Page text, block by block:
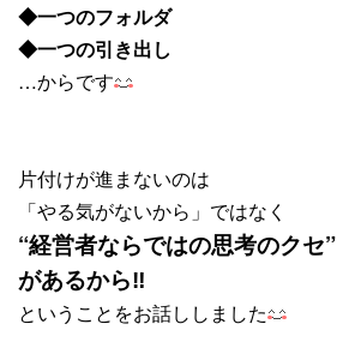
◆一つのフォルダ
◆一つの引き出し
…からです
片付けが進まないのは
「やる気がないから」ではなく
“経営者ならではの思考のクセ”
があるから‼
ということをお話ししました